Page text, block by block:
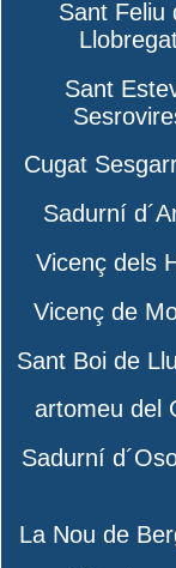
Sant Feliu
Sant
Cugat
Sadurní
Vicenç dels
Vicenç de
Sant Boi de
artomeu del
Sadurní
La Nou de